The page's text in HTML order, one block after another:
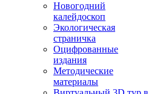
Новогодний
калейдоскоп
Экологическая
страничка
Оцифрованные
издания
Методические
материалы